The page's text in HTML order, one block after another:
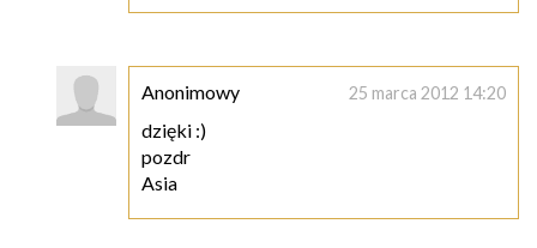
Anonimowy 25 marca 2012 14:20
dzięki :)
pozdr
Asia